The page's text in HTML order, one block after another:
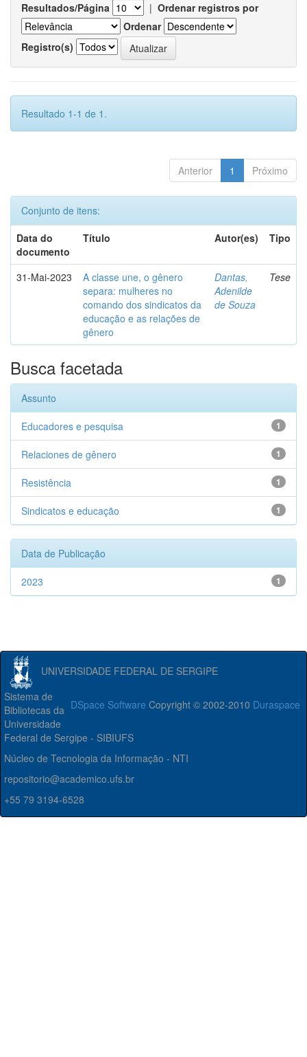
Resultados/Página | Ordenar registros por
Ordenar
Registro(s)
Resultado 1-1 de 1.
Anterior 1 Próximo
Conjunto de itens:
Data do
documento
Título Autor(es) Tipo
31-Mai-2023
A classe une, o gênero
separa: mulheres no
comando dos sindicatos da
educação e as relações de
gênero
Dantas,
Adenilde
de Souza
Tese
Busca facetada
Assunto
1
Educadores e pesquisa
1
Relaciones de gênero
1
Resistência
1
Sindicatos e educação
Data de Publicação
1
2023
UNIVERSIDADE FEDERAL DE SERGIPE
DSpace Software Copyright © 2002-2010 Duraspace
Sistema de
Bibliotecas da
Universidade
Federal de Sergipe - SIBIUFS
Núcleo de Tecnologia da Informação - NTI
repositorio@academico.ufs.br
+55 79 3194-6528